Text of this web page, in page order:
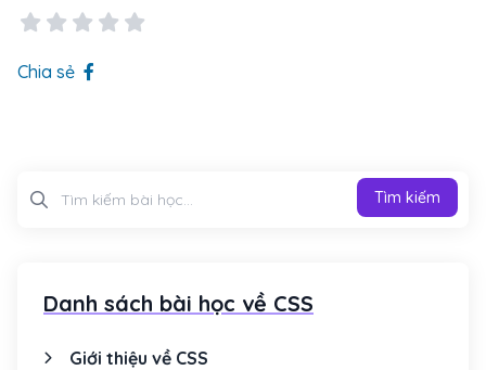
Chia sẻ
Tìm kiếm
Danh sách bài học về CSS
Giới thiệu về CSS